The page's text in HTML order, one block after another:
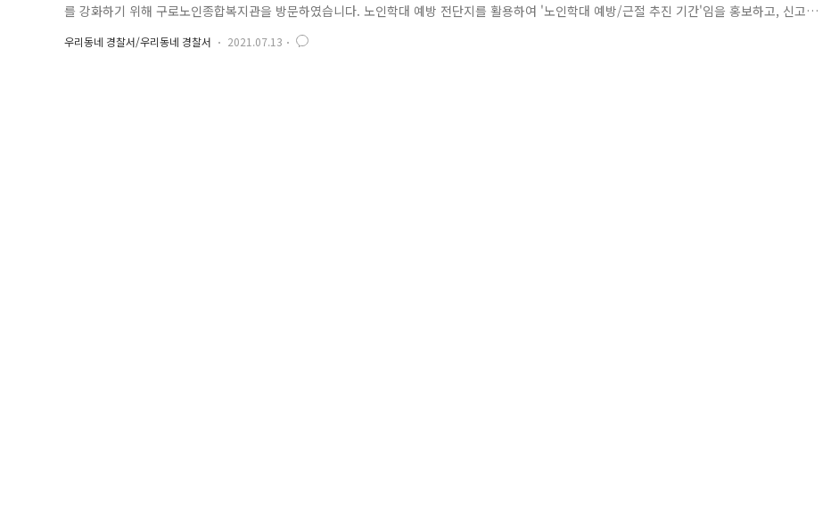
를 강화하기 위해 구로노인종합복지관을 방문하였습니다. 노인학대 예방 전단지를 활용하여 '노인학대 예방/근절 추진 기간'임을 홍보하고, 신고
의무자를 대상으로 노인학대 사례를 신고하지 않는 사례가 없도록 학대유형 및 신고방법(112,노보전,신고앱)을 안내하였습니다. 21년 6월 15일,
노인학대 예방의 날에 맞춰 시행하는 노인학대 신고앱 '나비새김(노인지킴이)'를 적극적으로 홍보하며, 구로노인종합복지관의 어르신들과 함께하
우리동네 경찰서/우리동네 경찰서 2021.07.13